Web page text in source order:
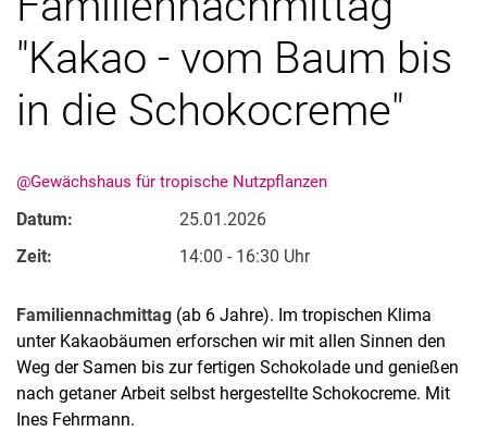
Kurzfilme
Medienbeiträge
"Kakao - vom Baum bis
in die Schokocreme"
@Gewächshaus für tropische Nutzpflanzen
Datum:
25.01.2026
Zeit:
14:00 - 16:30 Uhr
Familiennachmittag (ab 6 Jahre). Im tropischen Klima
unter Kakaobäumen erforschen wir mit allen Sinnen den
Weg der Samen bis zur fertigen Schokolade und genießen
nach getaner Arbeit selbst hergestellte Schokocreme. Mit
Ines Fehrmann.